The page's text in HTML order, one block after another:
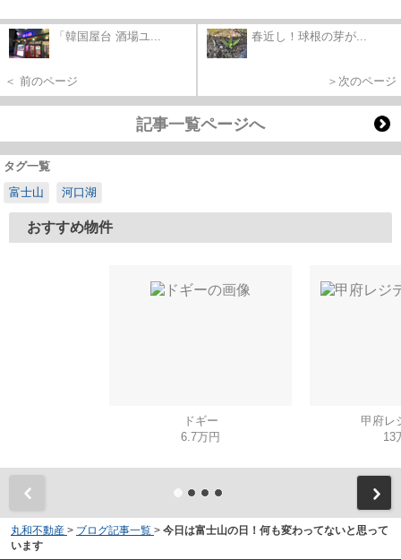
「韓国屋台 酒場ユ...
＜ 前のページ
春近し！球根の芽が...
＞次のページ
記事一覧ページへ
タグ一覧
富士山
河口湖
おすすめ物件
ドギー
6.7万円
甲府レ
13
丸和不動産 > ブログ記事一覧 > 今日は富士山の日！何も変わってないと思って
います